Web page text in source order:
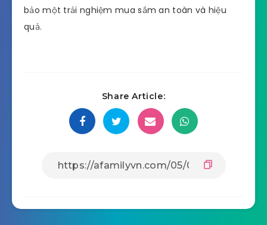
bảo một trải nghiệm mua sắm an toàn và hiệu
quả.
Share Article: